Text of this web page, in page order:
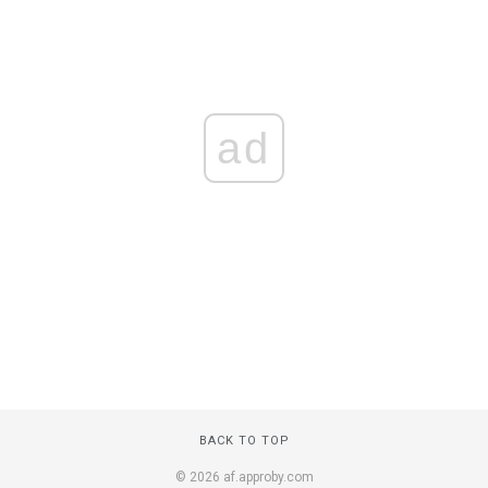
ad
BACK TO TOP
© 2026 af.approby.com